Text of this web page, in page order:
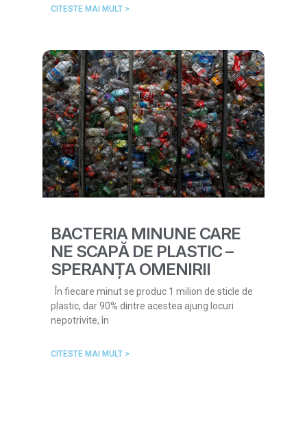
CITESTE MAI MULT >
BACTERIA MINUNE CARE
NE SCAPĂ DE PLASTIC –
SPERANȚA OMENIRII
În fiecare minut se produc 1 milion de sticle de
plastic, dar 90% dintre acestea ajung locuri
nepotrivite, în
CITESTE MAI MULT >